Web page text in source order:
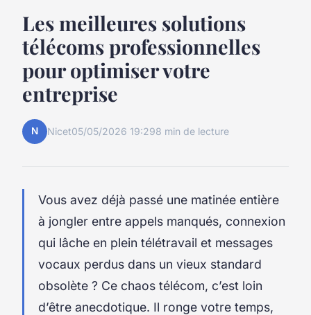
Les meilleures solutions
télécoms professionnelles
pour optimiser votre
entreprise
N Nicet05/05/2026 19:298 min de lecture
Vous avez déjà passé une matinée entière
à jongler entre appels manqués, connexion
qui lâche en plein télétravail et messages
vocaux perdus dans un vieux standard
obsolète ? Ce chaos télécom, c’est loin
d’être anecdotique. Il ronge votre temps,